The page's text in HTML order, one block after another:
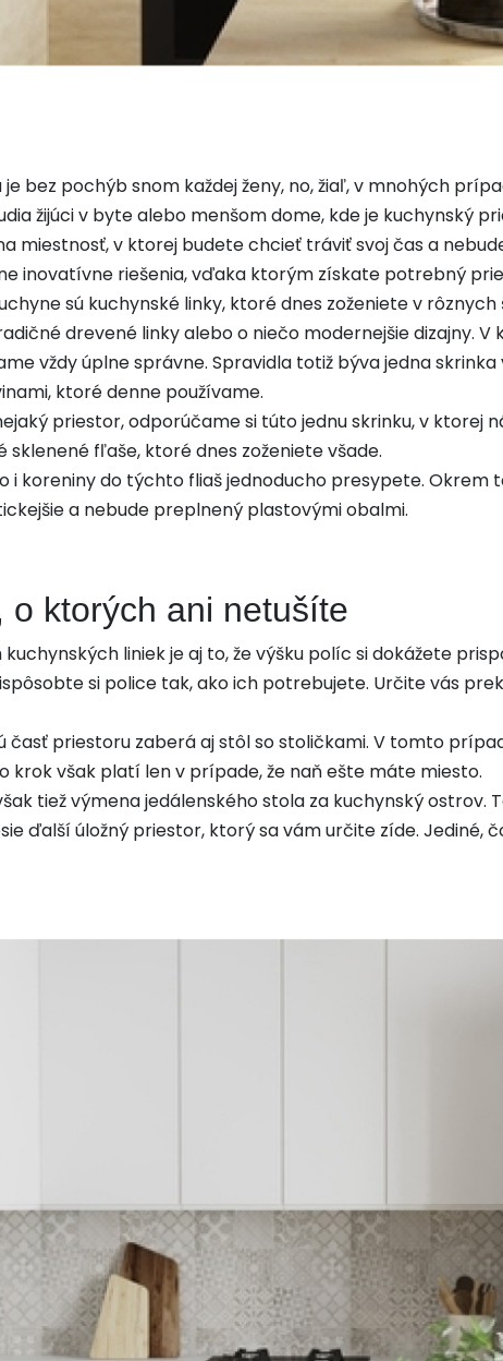
bez pochýb snom každej ženy, no, žiaľ, v mnohých
žijúci v byte alebo menšom dome, kde je kuchynský
miestnosť, v ktorej budete chcieť tráviť svoj čas a
inovatívne riešenia, vďaka ktorým získate potrebný
sú kuchynské linky, ktoré dnes zoženiete v
drevené linky alebo o niečo modernejšie dizajny.
vždy úplne správne. Spravidla totiž býva jedna
ktoré denne používame.
priestor, odporúčame si túto jednu skrinku, v ktorej
sklenené fľaše, ktoré dnes zoženiete všade.
i koreniny do týchto fliaš jednoducho presypete. Okrem
a nebude preplnený plastovými obalmi.
o ktorých ani netušíte
liniek je aj to, že výšku políc si dokážete
si police tak, ako ich potrebujete. Určite vás
časť priestoru zaberá aj stôl so stoličkami. V tomto
krok však platí len v prípade, že naň ešte máte miesto.
tiež výmena jedálenského stola za kuchynský ostrov.
ďalší úložný priestor, ktorý sa vám určite zíde. Jediné,